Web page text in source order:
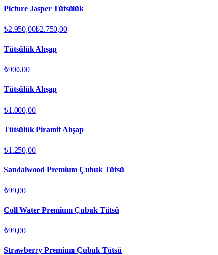
Picture Jasper Tütsülük
₺2.950,00₺2.750,00
Tütsülük Ahşap
₺900,00
Tütsülük Ahşap
₺1.000,00
Tütsülük Piramit Ahşap
₺1.250,00
Sandalwood Premium Çubuk Tütsü
₺99,00
Coll Water Premium Çubuk Tütsü
₺99,00
Strawberry Premium Çubuk Tütsü